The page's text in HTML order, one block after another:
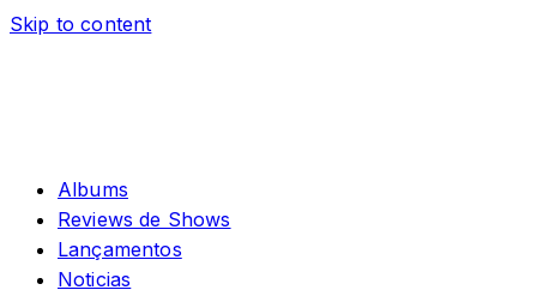
Skip to content
Albums
Reviews de Shows
Lançamentos
Noticias